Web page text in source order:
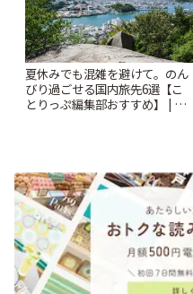
夏休みでも混雑を避けて。のん
びり過ごせる国内旅先6選【こ
とりっぷ編集部おすすめ】 | こ